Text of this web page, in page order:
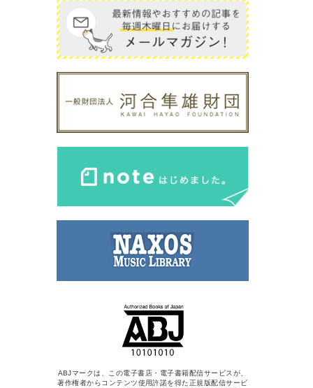
ABJマークは、この電子書店・電子書籍配信サービスが、
著作権者からコンテンツ使用許諾を得た正規版配信サービ